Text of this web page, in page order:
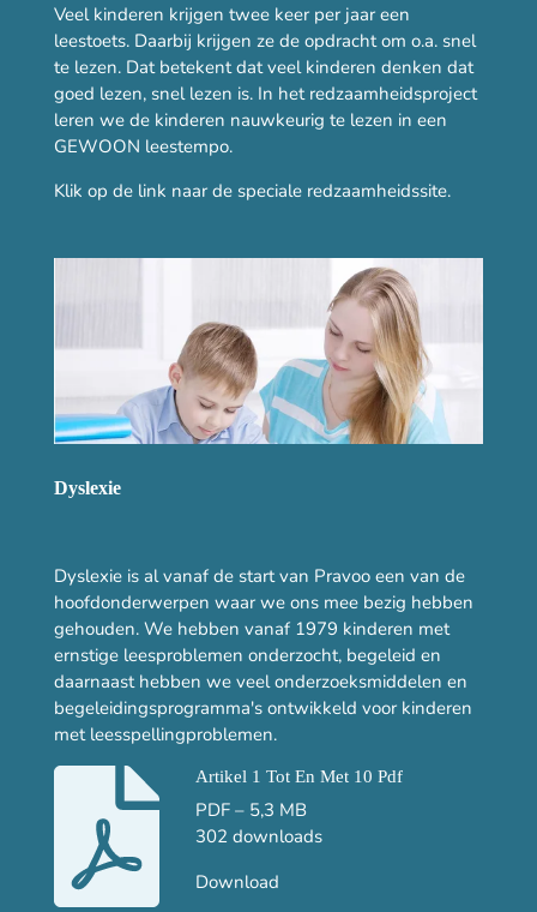
Veel kinderen krijgen twee keer per jaar een
leestoets. Daarbij krijgen ze de opdracht om o.a. snel
te lezen. Dat betekent dat veel kinderen denken dat
goed lezen, snel lezen is. In het redzaamheidsproject
leren we de kinderen nauwkeurig te lezen in een
GEWOON leestempo.
Klik op de link naar de speciale redzaamheidssite.
Dyslexie
Dyslexie is al vanaf de start van Pravoo een van de
hoofdonderwerpen waar we ons mee bezig hebben
gehouden. We hebben vanaf 1979 kinderen met
ernstige leesproblemen onderzocht, begeleid en
daarnaast hebben we veel onderzoeksmiddelen en
begeleidingsprogramma's ontwikkeld voor kinderen
met leesspellingproblemen.
Artikel 1 Tot En Met 10 Pdf
PDF – 5,3 MB
302 downloads
Download